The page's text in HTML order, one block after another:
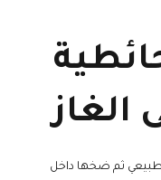
الغاز
ثم ضخها داخل